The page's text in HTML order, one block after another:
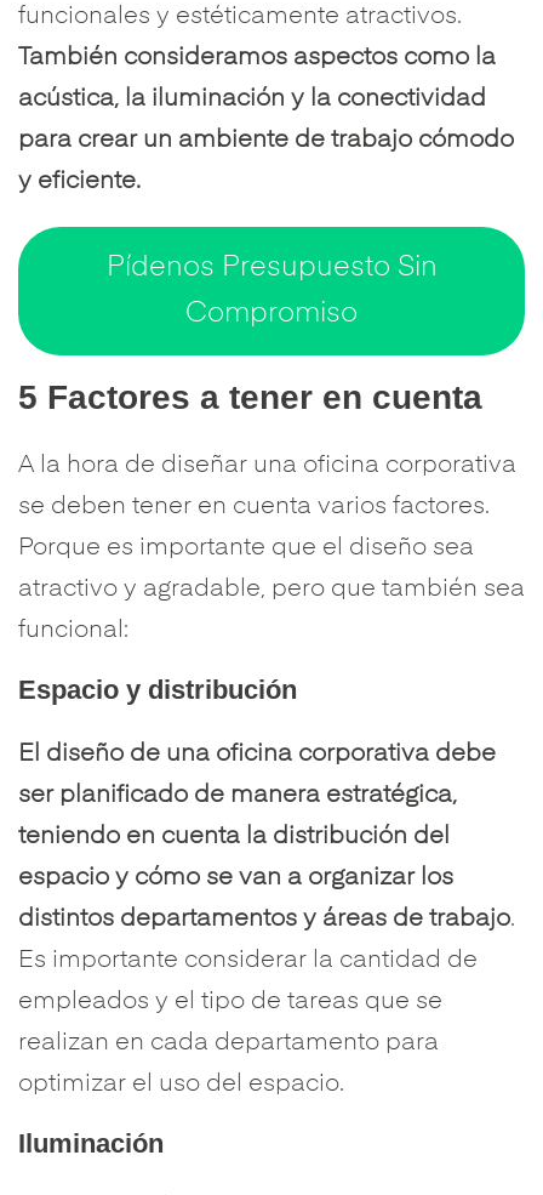
funcionales y estéticamente atractivos.
También consideramos aspectos como la
acústica, la iluminación y la conectividad
para crear un ambiente de trabajo cómodo
y eficiente.
Pídenos Presupuesto Sin
Compromiso
5 Factores a tener en cuenta
A la hora de diseñar una oficina corporativa
se deben tener en cuenta varios factores.
Porque es importante que el diseño sea
atractivo y agradable, pero que también sea
funcional:
Espacio y distribución
El diseño de una oficina corporativa debe
ser planificado de manera estratégica,
teniendo en cuenta la distribución del
espacio y cómo se van a organizar los
distintos departamentos y áreas de trabajo.
Es importante considerar la cantidad de
empleados y el tipo de tareas que se
realizan en cada departamento para
optimizar el uso del espacio.
Iluminación